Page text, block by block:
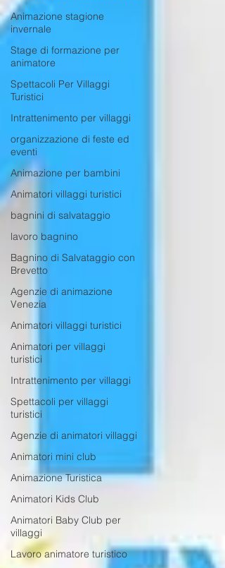
Animazione stagione
invernale
Stage di formazione per
animatore
Spettacoli Per Villaggi
Turistici
Intrattenimento per villaggi
organizzazione di feste ed
eventi
Animazione per bambini
Animatori villaggi turistici
bagnini di salvataggio
lavoro bagnino
Bagnino di Salvataggio con
Brevetto
Agenzie di animazione
Venezia
Animatori villaggi turistici
Animatori per villaggi
turistici
Intrattenimento per villaggi
Spettacoli per villaggi
turistici
Agenzie di animatori villaggi
Animatori mini club
Animazione Turistica
Animatori Kids Club
Animatori Baby Club per
villaggi
Lavoro animatore turistico